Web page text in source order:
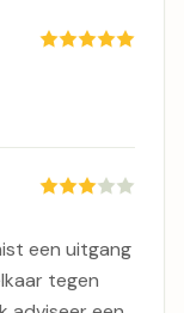
een uitgang
tegen